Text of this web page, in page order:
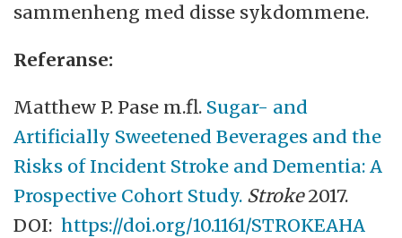
sammenheng med disse sykdommene.
Referanse:
Matthew P. Pase m.fl. Sugar- and
Artificially Sweetened Beverages and the
Risks of Incident Stroke and Dementia: A
Prospective Cohort Study. Stroke2017.
DOI:https://doi.org/10.1161/STROKEAHA